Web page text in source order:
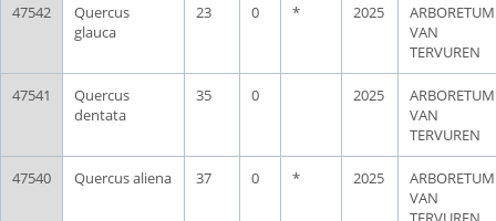
47542
Quercus
glauca
23 0 * 2025
ARBORETUM
VAN
TERVUREN
47541
Quercus
dentata
35 0 2025
ARBORETUM
VAN
TERVUREN
47540 Quercus aliena 37 0 * 2025
ARBORETUM
VAN